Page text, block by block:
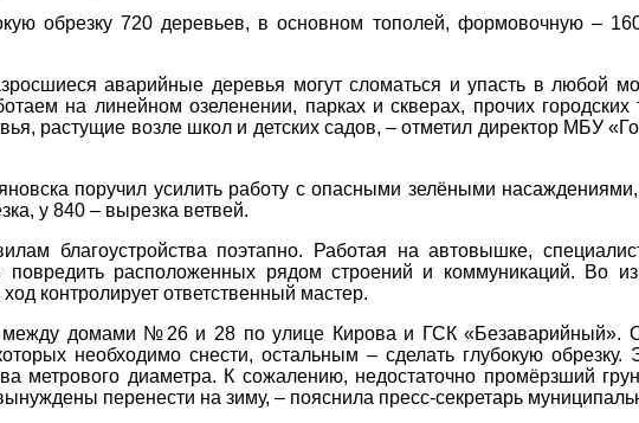
обрезку 720 деревьев, в основном тополей, формовочную –
аварийные деревья могут сломаться и упасть в любой
на линейном озеленении, парках и скверах, прочих
растущие возле школ и детских садов, – отметил директор МБУ
поручил усилить работу с опасными зелёными
у 840 – вырезка ветвей.
благоустройства поэтапно. Работая на автовышке,
расположенных рядом строений и коммуникаций. Во
контролирует ответственный мастер.
домами №26 и 28 по улице Кирова и ГСК «Безаварийный».
необходимо снести, остальным – сделать глубокую
метрового диаметра. К сожалению, недостаточно промёрзший
перенести на зиму, – пояснила пресс-секретарь